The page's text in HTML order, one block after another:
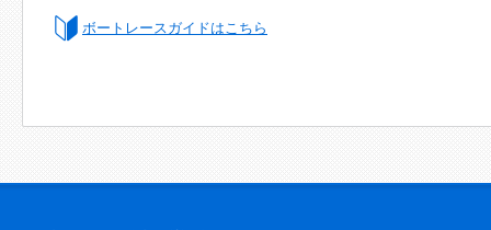
ボートレースガイドはこちら